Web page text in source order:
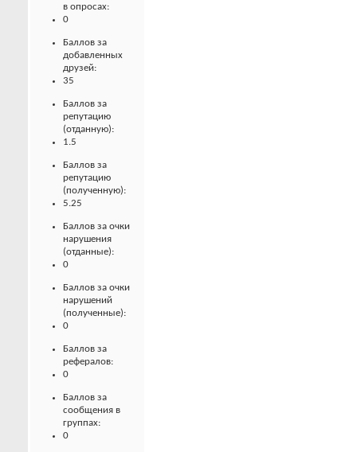
в опросах:
0
Баллов за
добавленных
друзей:
35
Баллов за
репутацию
(отданную):
1.5
Баллов за
репутацию
(полученную):
5.25
Баллов за очки
нарушения
(отданные):
0
Баллов за очки
нарушений
(полученные):
0
Баллов за
рефералов:
0
Баллов за
сообщения в
группах:
0